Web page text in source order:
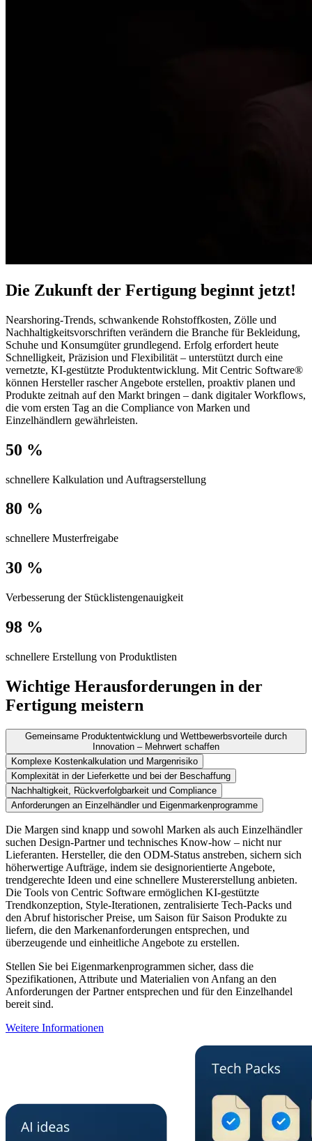
Die Zukunft der Fertigung beginnt jetzt!
Nearshoring-Trends, schwankende Rohstoffkosten, Zölle und
Nachhaltigkeitsvorschriften verändern die Branche für Bekleidung,
Schuhe und Konsumgüter grundlegend. Erfolg erfordert heute
Schnelligkeit, Präzision und Flexibilität – unterstützt durch eine
vernetzte, KI-gestützte Produktentwicklung. Mit Centric Software®
können Hersteller rascher Angebote erstellen, proaktiv planen und
Produkte zeitnah auf den Markt bringen – dank digitaler Workflows,
die vom ersten Tag an die Compliance von Marken und
Einzelhändlern gewährleisten.
50 %
schnellere Kalkulation und Auftragserstellung
80 %
schnellere Musterfreigabe
30 %
Verbesserung der Stücklistengenauigkeit
98 %
schnellere Erstellung von Produktlisten
Wichtige Herausforderungen in der
Fertigung meistern
Gemeinsame Produktentwicklung und Wettbewerbsvorteile durch
Innovation – Mehrwert schaffen
Komplexe Kostenkalkulation und Margenrisiko
Komplexität in der Lieferkette und bei der Beschaffung
Nachhaltigkeit, Rückverfolgbarkeit und Compliance
Anforderungen an Einzelhändler und Eigenmarkenprogramme
Die Margen sind knapp und sowohl Marken als auch Einzelhändler
suchen Design-Partner und technisches Know-how – nicht nur
Lieferanten. Hersteller, die den ODM-Status anstreben, sichern sich
höherwertige Aufträge, indem sie designorientierte Angebote,
trendgerechte Ideen und eine schnellere Mustererstellung anbieten.
Die Tools von Centric Software ermöglichen KI-gestützte
Trendkonzeption, Style-Iterationen, zentralisierte Tech-Packs und
den Abruf historischer Preise, um Saison für Saison Produkte zu
liefern, die den Markenanforderungen entsprechen, und
überzeugende und einheitliche Angebote zu erstellen.
Stellen Sie bei Eigenmarkenprogrammen sicher, dass die
Spezifikationen, Attribute und Materialien von Anfang an den
Anforderungen der Partner entsprechen und für den Einzelhandel
bereit sind.
Weitere Informationen